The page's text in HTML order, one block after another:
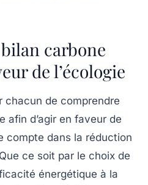
carbone
de l’écologie
chacun de comprendre
afin d’agir en faveur de
compte dans la réduction
ce soit par le choix de
énergétique à la